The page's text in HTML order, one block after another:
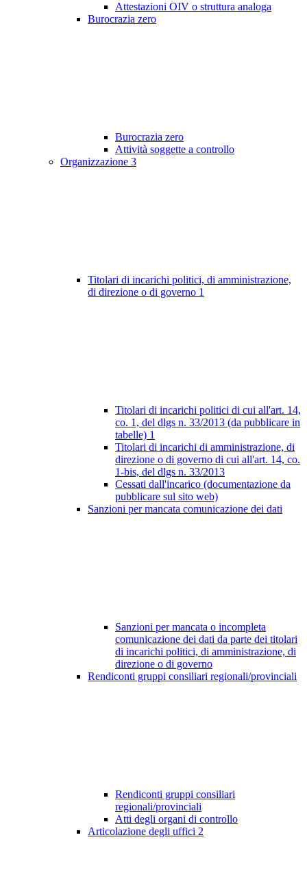
Attestazioni OIV o struttura analoga
Burocrazia zero
Burocrazia zero
Attività soggette a controllo
Organizzazione 3
Titolari di incarichi politici, di amministrazione,
di direzione o di governo 1
Titolari di incarichi politici di cui all'art. 14,
co. 1, del dlgs n. 33/2013 (da pubblicare in
tabelle) 1
Titolari di incarichi di amministrazione, di
direzione o di governo di cui all'art. 14, co.
1-bis, del dlgs n. 33/2013
Cessati dall'incarico (documentazione da
pubblicare sul sito web)
Sanzioni per mancata comunicazione dei dati
Sanzioni per mancata o incompleta
comunicazione dei dati da parte dei titolari
di incarichi politici, di amministrazione, di
direzione o di governo
Rendiconti gruppi consiliari regionali/provinciali
Rendiconti gruppi consiliari
regionali/provinciali
Atti degli organi di controllo
Articolazione degli uffici 2